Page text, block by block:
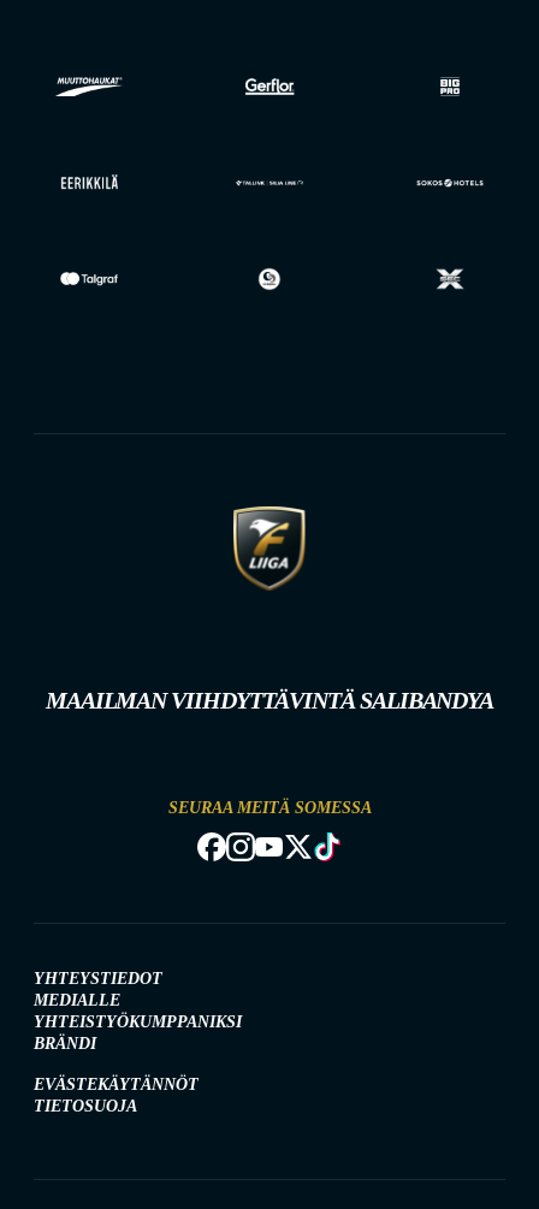
MAAILMAN VIIHDYTTÄVINTÄ SALIBANDYA
SEURAA MEITÄ SOMESSA
YHTEYSTIEDOT
MEDIALLE
YHTEISTYÖKUMPPANIKSI
BRÄNDI
EVÄSTEKÄYTÄNNÖT
TIETOSUOJA